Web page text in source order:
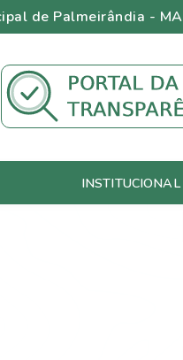
de Palmeirândia - MA
INSTITUCIONAL